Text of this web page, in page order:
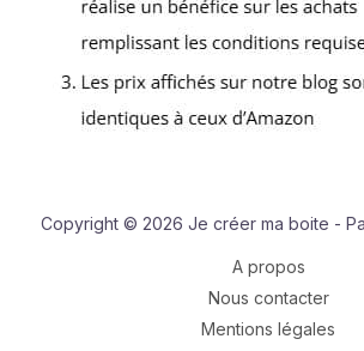
Copyright © 2026 Je créer ma boite -
A propos
Nous contacter
Mentions légales